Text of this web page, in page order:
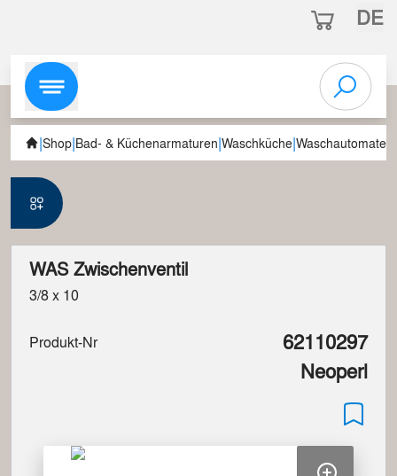
DE
|Shop|Bad- & Küchenarmaturen|Waschküche|
WAS Zwischenventil
3/8 x 10
Produkt-Nr
62110297
Neoperl